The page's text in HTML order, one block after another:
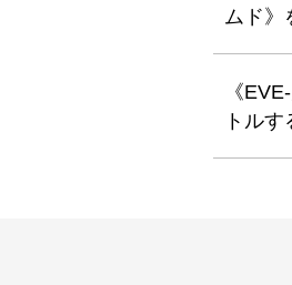
ムド》
《
トル